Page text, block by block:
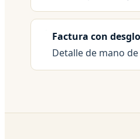
Factura con
Detalle de mano